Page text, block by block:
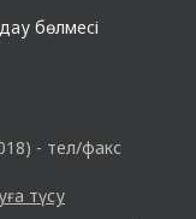
бөлмесі
- тел/факс
түсу